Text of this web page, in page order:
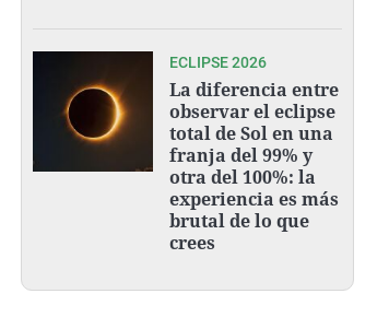
ECLIPSE 2026
La diferencia entre
observar el eclipse
total de Sol en una
franja del 99% y
otra del 100%: la
experiencia es más
brutal de lo que
crees